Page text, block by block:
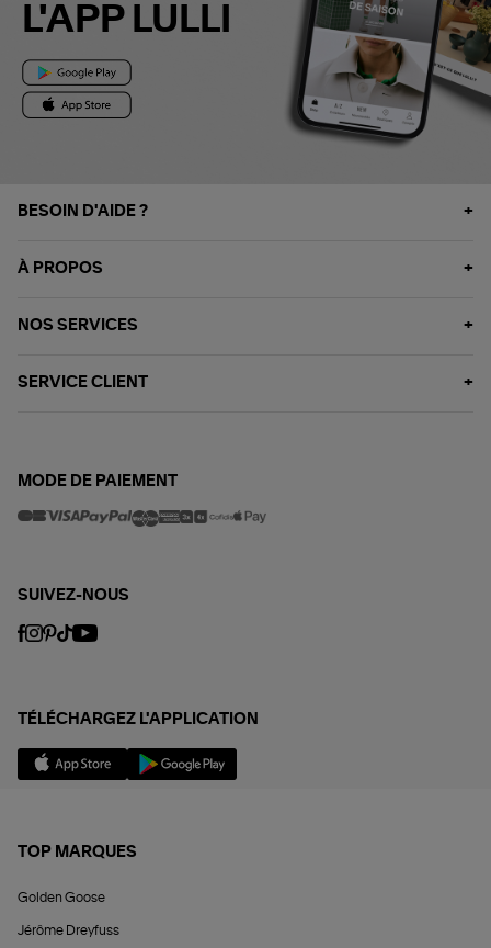
L'APP LULLI
BESOIN D'AIDE ?
À PROPOS
NOS SERVICES
SERVICE CLIENT
MODE DE PAIEMENT
SUIVEZ-NOUS
TÉLÉCHARGEZ L'APPLICATION
TOP MARQUES
Golden Goose
Jérôme Dreyfuss